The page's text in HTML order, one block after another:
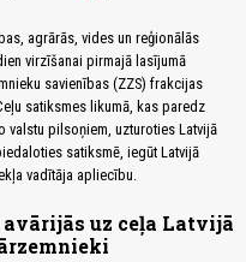
agrārās, vides un reģionālās
virzīšanai pirmajā lasījumā
savienības (ZZS) frakcijas
satiksmes likumā, kas paredz
valstu pilsoņiem, uzturoties Latvijā
satiksmē, iegūt Latvijā
vadītāja apliecību.
avārijās uz ceļa Latvijā